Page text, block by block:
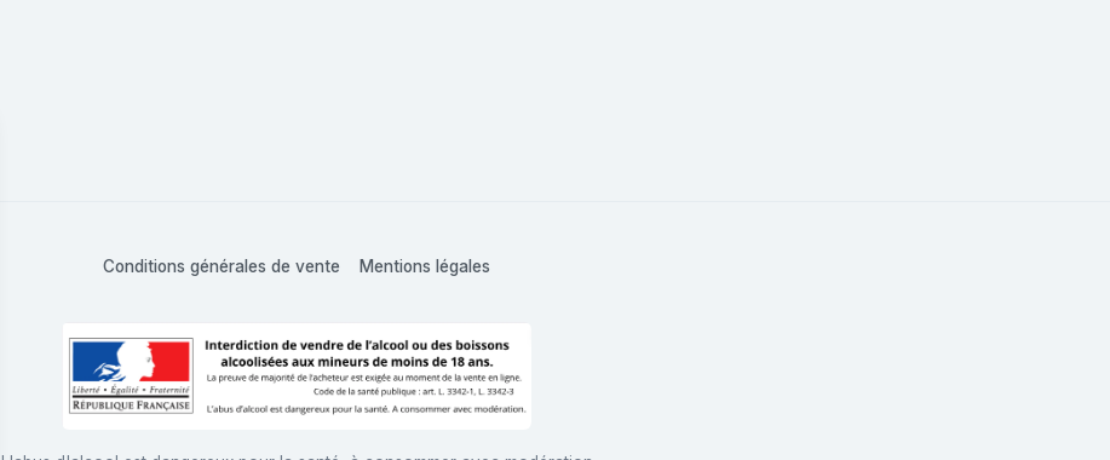
Conditions générales de vente Mentions légales